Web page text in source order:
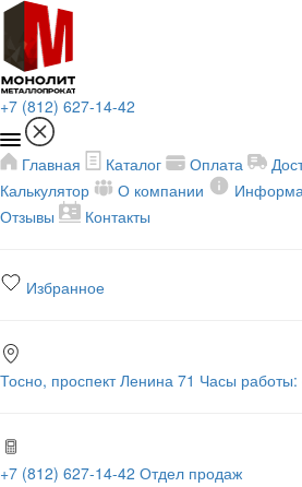
+7 (812) 627-14-42
Главная Каталог Оплата
Калькулятор
О компании
Отзывы
Контакты
Избранное
Тосно, проспект Ленина 71 Часы работы:
+7 (812) 627-14-42 Отдел продаж